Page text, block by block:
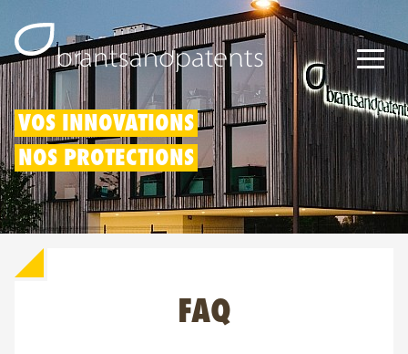
Brevets
Marques
Modèles
VOS INNOVATIONS
NOS PROTECTIONS
FAQ